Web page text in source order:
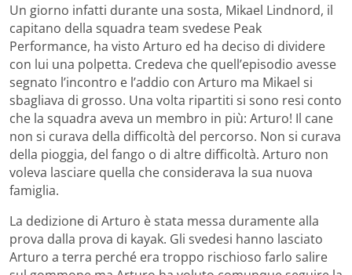
Un giorno infatti durante una sosta, Mikael Lindnord, il
capitano della squadra team svedese Peak
Performance, ha visto Arturo ed ha deciso di dividere
con lui una polpetta. Credeva che quell’episodio avesse
segnato l’incontro e l’addio con Arturo ma Mikael si
sbagliava di grosso. Una volta ripartiti si sono resi conto
che la squadra aveva un membro in più: Arturo! Il cane
non si curava della difficoltà del percorso. Non si curava
della pioggia, del fango o di altre difficoltà. Arturo non
voleva lasciare quella che considerava la sua nuova
famiglia.
La dedizione di Arturo è stata messa duramente alla
prova dalla prova di kayak. Gli svedesi hanno lasciato
Arturo a terra perché era troppo rischioso farlo salire